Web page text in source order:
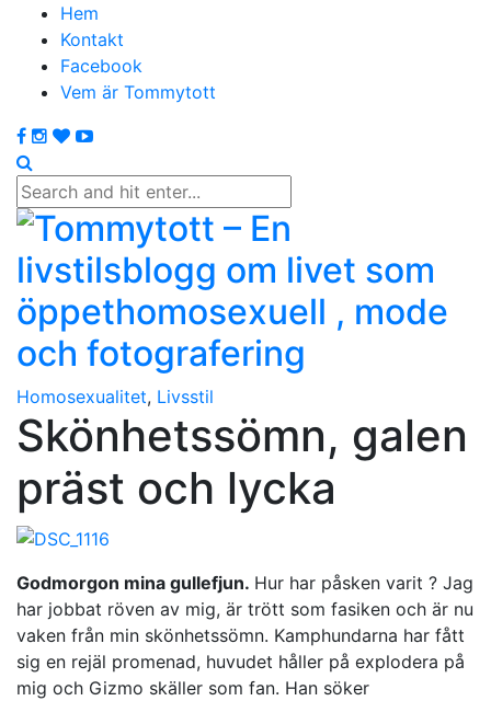
Hem
Kontakt
Facebook
Vem är Tommytott
Homosexualitet, Livsstil
Skönhetssömn, galen
präst och lycka
Godmorgon mina gullefjun. Hur har påsken varit ? Jag
har jobbat röven av mig, är trött som fasiken och är nu
vaken från min skönhetssömn. Kamphundarna har fått
sig en rejäl promenad, huvudet håller på explodera på
mig och Gizmo skäller som fan. Han söker